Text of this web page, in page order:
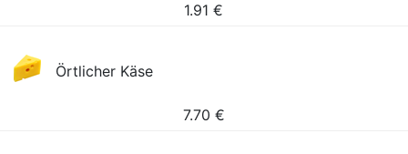
1.91 €
Örtlicher Käse
7.70 €